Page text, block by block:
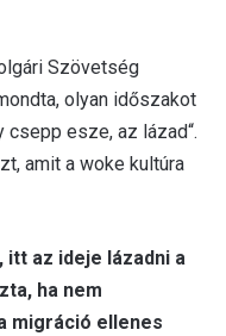
Szövetség
olyan időszakot
csepp esze, az lázad“.
amit a woke kultúra
az ideje lázadni a
ha nem
migráció ellenes